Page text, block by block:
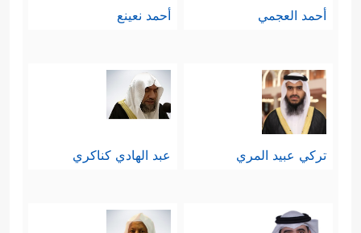
أحمد العجمي أحمد نعينع
تركي عبيد المري عبد الهادي كناكري